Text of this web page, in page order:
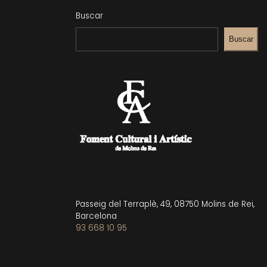
Buscar
Buscar
Passeig del Terraplè, 49, 08750 Molins de Rei,
Barcelona
93 668 10 95